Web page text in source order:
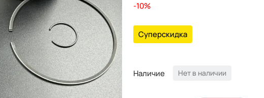
6K7-11601-02 (64D-11603-02) -
Ремонтность: STD
OEM номера: 6R5-11631-01; 6L1-
Производитель: Osaka
-10%
Суперскидка
Наличие Нет в наличии